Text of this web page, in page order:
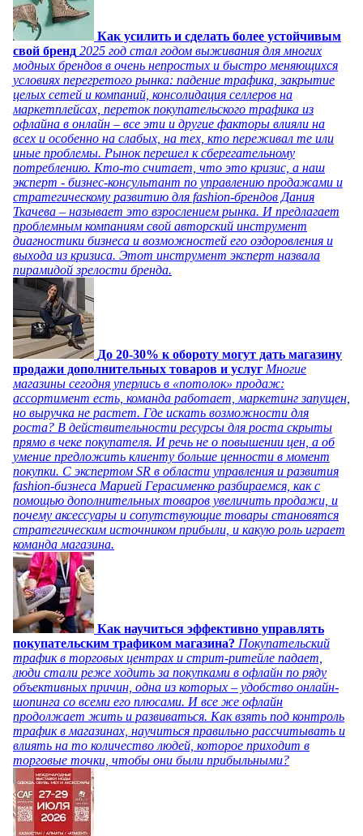
Как усилить и сделать более устойчивым
свой бренд 2025 год стал годом выживания для многих
модных брендов в очень непростых и быстро меняющихся
условиях перегретого рынка: падение трафика, закрытие
целых сетей и компаний, консолидация селлеров на
маркетплейсах, переток покупательского трафика из
офлайна в онлайн – все эти и другие факторы влияли на
всех и особенно на слабых, на тех, кто переживал те или
иные проблемы. Рынок перешел к сберегательному
потреблению. Кто-то считает, что это кризис, а наш
эксперт - бизнес-консультант по управлению продажами и
стратегическому развитию для fashion-брендов Дания
Ткачева – называет это взрослением рынка. И предлагает
проблемным компаниям свой авторский инструмент
диагностики бизнеса и возможностей его оздоровления и
выхода из кризиса. Этот инструмент эксперт назвала
пирамидой зрелости бренда.
До 20-30% к обороту могут дать магазину
продажи дополнительных товаров и услуг Многие
магазины сегодня уперлись в «потолок» продаж:
ассортимент есть, команда работает, маркетинг запущен,
но выручка не растет. Где искать возможности для
роста? В действительности ресурсы для роста скрыты
прямо в чеке покупателя. И речь не о повышении цен, а об
умение предложить клиенту больше ценности в момент
покупки. С экспертом SR в области управления и развития
fashion-бизнеса Марией Герасименко разбираемся, как с
помощью дополнительных товаров увеличить продажи, и
почему аксессуары и сопутствующие товары становятся
стратегическим источником прибыли, и какую роль играет
команда магазина.
Как научиться эффективно управлять
покупательским трафиком магазина? Покупательский
трафик в торговых центрах и стрит-ритейле падает,
люди стали реже ходить за покупками в офлайн по ряду
объективных причин, одна из которых – удобство онлайн-
шопинга со всеми его плюсами. И все же офлайн
продолжает жить и развиваться. Как взять под контроль
трафик в магазинах, научиться правильно рассчитывать и
влиять на то количество людей, которое приходит в
торговые точки, чтобы они были прибыльными?